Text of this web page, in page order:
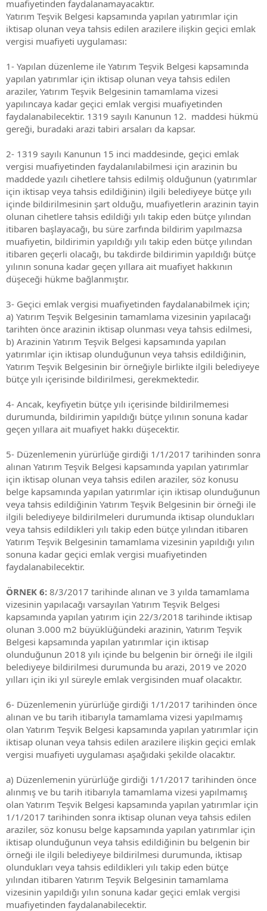
muafiyetinden faydalanamayacaktır.
Yatırım Teşvik Belgesi kapsamında yapılan yatırımlar için
iktisap olunan veya tahsis edilen arazilere ilişkin geçici emlak
vergisi muafiyeti uygulaması:
1- Yapılan düzenleme ile Yatırım Teşvik Belgesi kapsamında
yapılan yatırımlar için iktisap olunan veya tahsis edilen
araziler, Yatırım Teşvik Belgesinin tamamlama vizesi
yapılıncaya kadar geçici emlak vergisi muafiyetinden
faydalanabilecektir. 1319 sayılı Kanunun 12. maddesi hükmü
gereği, buradaki arazi tabiri arsaları da kapsar.
2- 1319 sayılı Kanunun 15 inci maddesinde, geçici emlak
vergisi muafiyetinden faydalanılabilmesi için arazinin bu
maddede yazılı cihetlere tahsis edilmiş olduğunun (yatırımlar
için iktisap veya tahsis edildiğinin) ilgili belediyeye bütçe yılı
içinde bildirilmesinin şart olduğu, muafiyetlerin arazinin tayin
olunan cihetlere tahsis edildiği yılı takip eden bütçe yılından
itibaren başlayacağı, bu süre zarfında bildirim yapılmazsa
muafiyetin, bildirimin yapıldığı yılı takip eden bütçe yılından
itibaren geçerli olacağı, bu takdirde bildirimin yapıldığı bütçe
yılının sonuna kadar geçen yıllara ait muafiyet hakkının
düşeceği hükme bağlanmıştır.
3- Geçici emlak vergisi muafiyetinden faydalanabilmek için;
a) Yatırım Teşvik Belgesinin tamamlama vizesinin yapılacağı
tarihten önce arazinin iktisap olunması veya tahsis edilmesi,
b) Arazinin Yatırım Teşvik Belgesi kapsamında yapılan
yatırımlar için iktisap olunduğunun veya tahsis edildiğinin,
Yatırım Teşvik Belgesinin bir örneğiyle birlikte ilgili belediyeye
bütçe yılı içerisinde bildirilmesi, gerekmektedir.
4- Ancak, keyfiyetin bütçe yılı içerisinde bildirilmemesi
durumunda, bildirimin yapıldığı bütçe yılının sonuna kadar
geçen yıllara ait muafiyet hakkı düşecektir.
5- Düzenlemenin yürürlüğe girdiği 1/1/2017 tarihinden sonra
alınan Yatırım Teşvik Belgesi kapsamında yapılan yatırımlar
için iktisap olunan veya tahsis edilen araziler, söz konusu
belge kapsamında yapılan yatırımlar için iktisap olunduğunun
veya tahsis edildiğinin Yatırım Teşvik Belgesinin bir örneği ile
ilgili belediyeye bildirilmeleri durumunda iktisap olundukları
veya tahsis edildikleri yılı takip eden bütçe yılından itibaren
Yatırım Teşvik Belgesinin tamamlama vizesinin yapıldığı yılın
sonuna kadar geçici emlak vergisi muafiyetinden
faydalanabilecektir.
ÖRNEK 6: 8/3/2017 tarihinde alınan ve 3 yılda tamamlama
vizesinin yapılacağı varsayılan Yatırım Teşvik Belgesi
kapsamında yapılan yatırım için 22/3/2018 tarihinde iktisap
olunan 3.000 m2 büyüklüğündeki arazinin, Yatırım Teşvik
Belgesi kapsamında yapılan yatırımlar için iktisap
olunduğunun 2018 yılı içinde bu belgenin bir örneği ile ilgili
belediyeye bildirilmesi durumunda bu arazi, 2019 ve 2020
yılları için iki yıl süreyle emlak vergisinden muaf olacaktır.
6- Düzenlemenin yürürlüğe girdiği 1/1/2017 tarihinden önce
alınan ve bu tarih itibarıyla tamamlama vizesi yapılmamış
olan Yatırım Teşvik Belgesi kapsamında yapılan yatırımlar için
iktisap olunan veya tahsis edilen arazilere ilişkin geçici emlak
vergisi muafiyeti uygulaması aşağıdaki şekilde olacaktır.
a) Düzenlemenin yürürlüğe girdiği 1/1/2017 tarihinden önce
alınmış ve bu tarih itibarıyla tamamlama vizesi yapılmamış
olan Yatırım Teşvik Belgesi kapsamında yapılan yatırımlar için
1/1/2017 tarihinden sonra iktisap olunan veya tahsis edilen
araziler, söz konusu belge kapsamında yapılan yatırımlar için
iktisap olunduğunun veya tahsis edildiğinin bu belgenin bir
örneği ile ilgili belediyeye bildirilmesi durumunda, iktisap
olundukları veya tahsis edildikleri yılı takip eden bütçe
yılından itibaren Yatırım Teşvik Belgesinin tamamlama
vizesinin yapıldığı yılın sonuna kadar geçici emlak vergisi
muafiyetinden faydalanabilecektir.